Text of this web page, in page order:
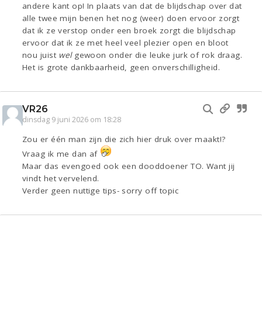
andere kant op! In plaats van dat de blijdschap over dat
alle twee mijn benen het nog (weer) doen ervoor zorgt
dat ik ze verstop onder een broek zorgt die blijdschap
ervoor dat ik ze met heel veel plezier open en bloot
nou juist welgewoon onder die leuke jurk of rok draag.
Het is grote dankbaarheid, geen onverschilligheid.
VR26
dinsdag 9 juni 2026 om 18:28
Zou er één man zijn die zich hier druk over maakt!?
Vraag ik me dan af
Maar das evengoed ook een dooddoener TO. Want jij
vindt het vervelend.
Verder geen nuttige tips- sorry off topic